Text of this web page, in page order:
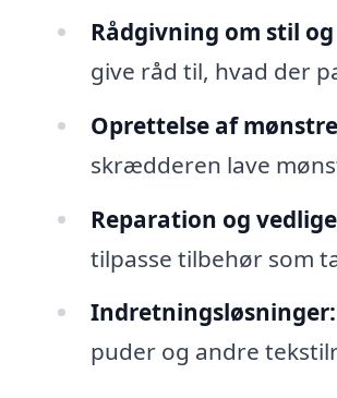
Rådgivning om stil
give råd til, hvad der
Oprettelse af
skrædderen lave
Reparation og
tilpasse tilbehør som
Indretningsløsninger:
puder og andre